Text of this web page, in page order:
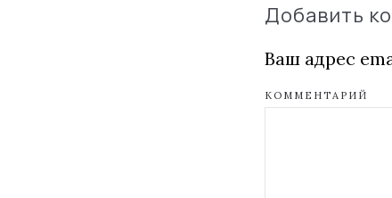
Добавить
Ваш адрес
КОММЕНТАРИЙ